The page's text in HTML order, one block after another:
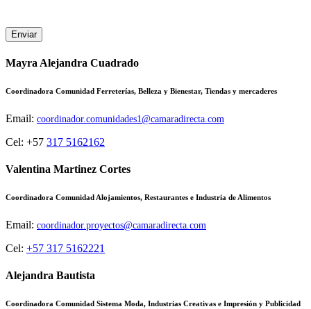
Enviar
Mayra Alejandra Cuadrado
Coordinadora Comunidad Ferreterías, Belleza y Bienestar, Tiendas y mercaderes
Email: coordinador.comunidades1@camaradirecta.com
Cel: +57 317 5162162
Valentina Martinez Cortes
Coordinadora Comunidad Alojamientos, Restaurantes e Industria de Alimentos
Email: coordinador.proyectos@camaradirecta.com
Cel: +57 317 5162221
Alejandra Bautista
Coordinadora Comunidad Sistema Moda, Industrias Creativas e Impresión y Publicidad